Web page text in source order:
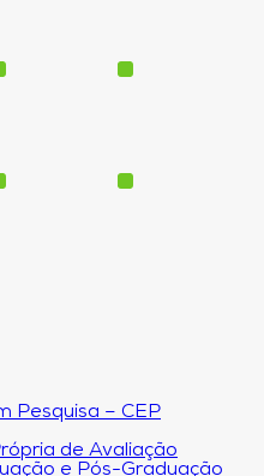
Pesquisa – CEP
de Avaliação
e Pós-Graduação